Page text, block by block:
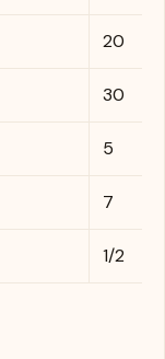
20
30
5
7
1/2